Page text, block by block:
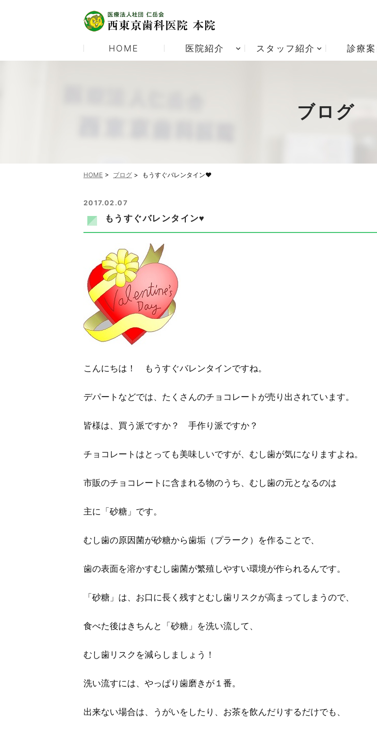
HOME 医院紹介
居宅療
スタッフ紹介 診療
インプ
ブログ
HOME > ブログ > もうすぐバレンタイン♥
2017.02.07
もうすぐバレンタイン♥
こんにちは！ もうすぐバレンタインですね。
デパートなどでは、たくさんのチョコレートが売り出されています。
皆様は、買う派ですか？ 手作り派ですか？
チョコレートはとっても美味しいですが、 むし歯が気になりますよね。
市販のチョコレートに含まれる物のうち、むし歯の元となるのは
主に「砂糖」です。
むし歯の原因菌が砂糖から歯垢（プラーク）を作ることで、
歯の表面を溶かすむし歯菌が繁殖しやすい環境が作られるんです。
「砂糖」は、お口に長く残すとむし歯リスクが高まってしまうので、
食べた後はきちんと「砂糖」を洗い流して、
むし歯リスクを減らしましょう！
洗い流すには、やっぱり歯磨きが１番。
出来ない場合は、うがいをしたり、お茶を飲んだりするだけでも、